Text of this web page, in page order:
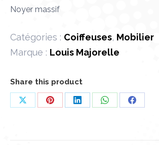
Noyer massif
Catégories : Coiffeuses, Mobilier
Marque : Louis Majorelle
Share this product
PartagerPartagerPartagerPartagerPartager